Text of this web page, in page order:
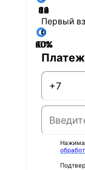
12
24
36
48
60
72
84
Первый
0%
20%
40%
60%
80%